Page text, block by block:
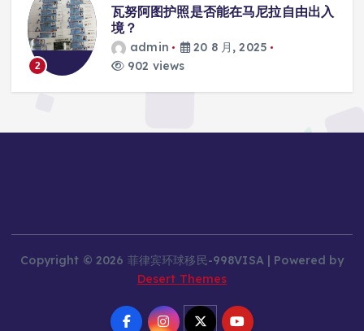
3
瓦努阿图护照是否能在马尼拉使用国际
学校的注册？
admin
20 8 月, 2025
817 views
Copyright © 2026 菲律宾环球移民-998VISA | Powered by
Desert Themes